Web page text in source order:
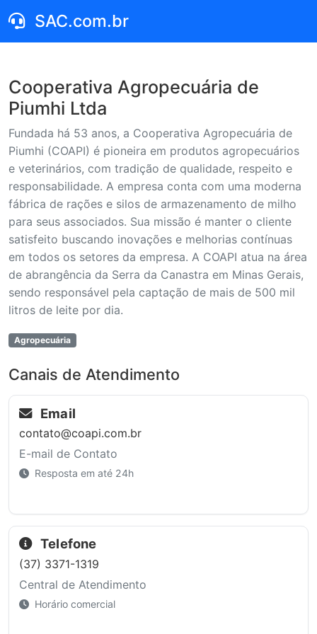
SAC.com.br
Cooperativa Agropecuária de
Piumhi Ltda
Fundada há 53 anos, a Cooperativa Agropecuária de
Piumhi (COAPI) é pioneira em produtos agropecuários
e veterinários, com tradição de qualidade, respeito e
responsabilidade. A empresa conta com uma moderna
fábrica de rações e silos de armazenamento de milho
para seus associados. Sua missão é manter o cliente
satisfeito buscando inovações e melhorias contínuas
em todos os setores da empresa. A COAPI atua na área
de abrangência da Serra da Canastra em Minas Gerais,
sendo responsável pela captação de mais de 500 mil
litros de leite por dia.
Agropecuária
Canais de Atendimento
Email
contato@coapi.com.br
E-mail de Contato
Resposta em até 24h
Telefone
(37) 3371-1319
Central de Atendimento
Horário comercial